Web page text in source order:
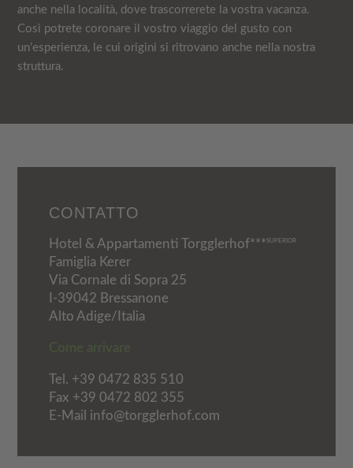
anche nella località, dove trascorrerete la vostra vacanza.
Così potrete coronare il vostro viaggio del gusto con
un’esperienza, le cui origini si ritrovano anche nella nostra
struttura.
CONTATTO
Hotel & Appartamenti Torgglerhof***SUPERIOR
Famiglia Kerer
Via Cornale di Sopra 25
I-39042 Bressanone
Alto Adige/Italia
Come arrivare
Tel. +39 0472 835 510
Fax +39 0472 802 355
E-Mail info@torgglerhof.com